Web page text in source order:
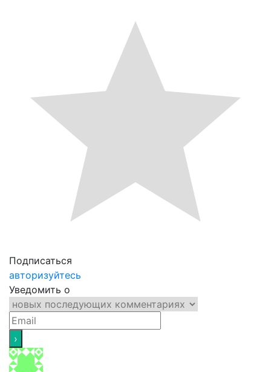
Подписаться
авторизуйтесь
Уведомить о